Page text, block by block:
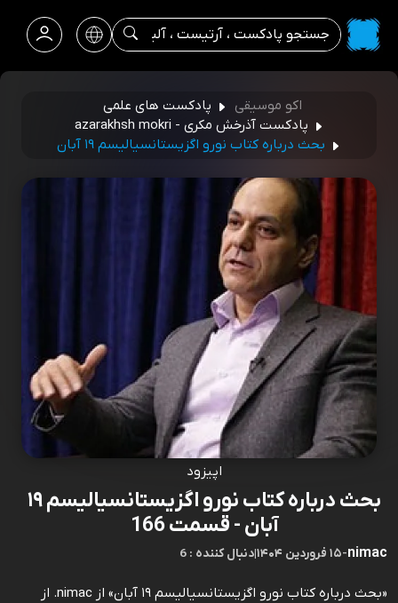
اکو موسیقی
پادکست های علمی
پادکست آذرخش مکری - azarakhsh mokri
بحث درباره کتاب نورو اگزیستانسیالیسم ۱۹ آبان
اپیزود
بحث درباره کتاب نورو اگزیستانسیالیسم ۱۹
آبان - قسمت 166
nimac
-۱۵ فروردین ۱۴۰۴ |6 : دنبال کننده
«بحث درباره کتاب نورو اگزیستانسیالیسم ۱۹ آبان» از nimac. از